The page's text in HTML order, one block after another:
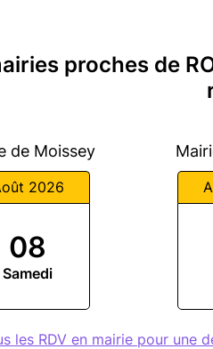
proches de
de Moissey
2026
08
Samedi
les RDV en mairie pour une